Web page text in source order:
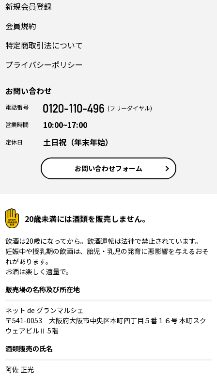
新規会員登録
会員規約
特定商取引法について
プライバシーポリシー
お問い合わせ
電話番号
(フリーダイヤル)
営業時間
10:00~17:00
定休日 土日祝（年末年始）
お問い合わせフォーム
20歳未満には酒類を販売しません。
飲酒は20歳になってから。飲酒運転は法律で禁止されています。
妊娠中や授乳期の飲酒は、胎児・乳児の発育に悪影響を与えるおそ
れがあります。
お酒は楽しく適量で。
販売場の名称及び所在地
ネット de グランマルシェ
〒541-0053 大阪府大阪市中央区本町四丁目５番１６号 本町スク
ウェアビルⅡ 5階
酒類販売の氏名
阿佐 正光